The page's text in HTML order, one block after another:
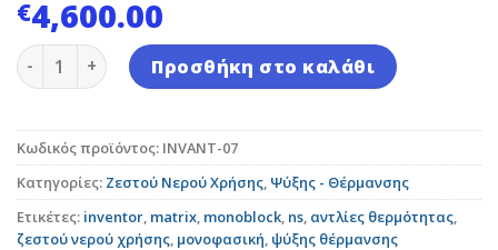
€4,600.00
Αντλία θερμότητας INVENTOR MATRIX ATM16T
Προσθήκη στο καλάθι
Κωδικός προϊόντος: INVANT-07
Κατηγορίες: Ζεστού Νερού Χρήσης, Ψύξης - Θέρμανσης
Ετικέτες: inventor, matrix, monoblock, ns, αντλίες θερμότητας,
ζεστού νερού χρήσης, μονοφασική, ψύξης θέρμανσης